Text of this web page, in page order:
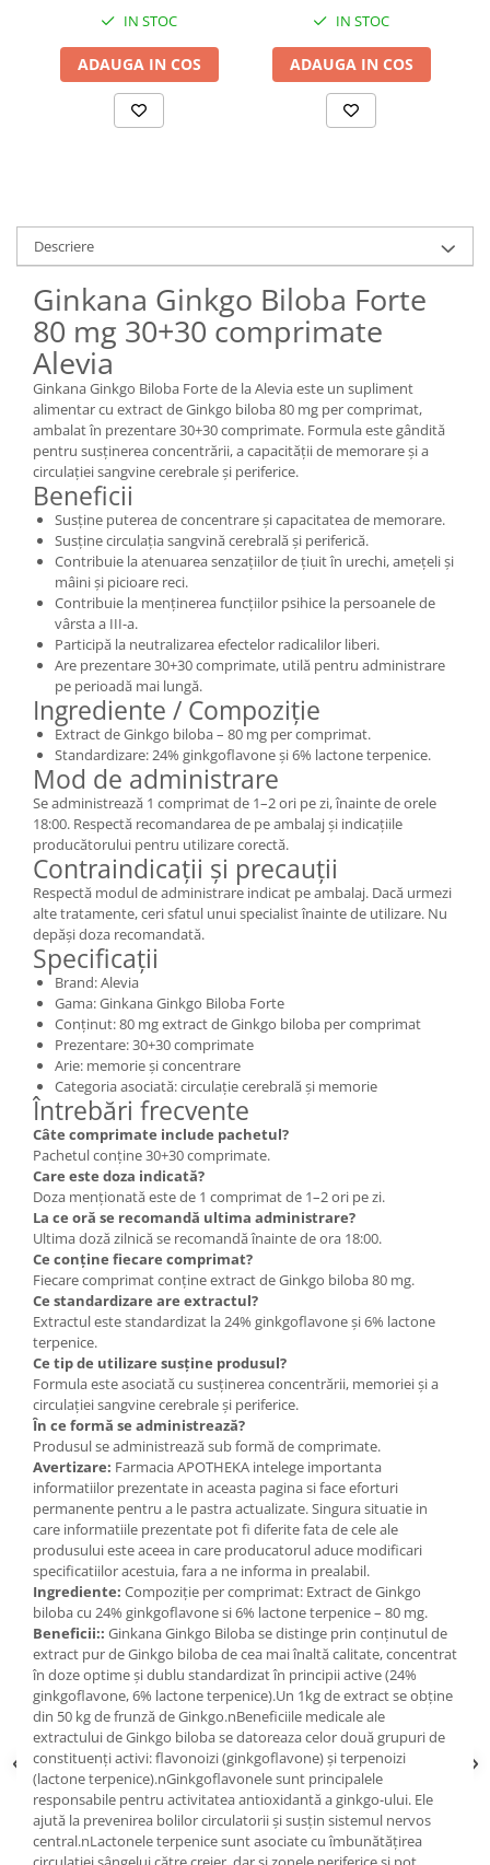
IN STOC
ADAUGA IN COS
IN STOC
ADAUGA IN COS
Descriere
Ginkana Ginkgo Biloba Forte
80 mg 30+30 comprimate
Alevia
Ginkana Ginkgo Biloba Forte de la Alevia este un supliment
alimentar cu extract de Ginkgo biloba 80 mg per comprimat,
ambalat în prezentare 30+30 comprimate. Formula este gândită
pentru susținerea concentrării, a capacității de memorare și a
circulației sangvine cerebrale și periferice.
Beneficii
Susține puterea de concentrare și capacitatea de memorare.
Susține circulația sangvină cerebrală și periferică.
Contribuie la atenuarea senzațiilor de țiuit în urechi, amețeli și
mâini și picioare reci.
Contribuie la menținerea funcțiilor psihice la persoanele de
vârsta a III-a.
Participă la neutralizarea efectelor radicalilor liberi.
Are prezentare 30+30 comprimate, utilă pentru administrare
pe perioadă mai lungă.
Ingrediente / Compoziție
Extract de Ginkgo biloba – 80 mg per comprimat.
Standardizare: 24% ginkgoflavone și 6% lactone terpenice.
Mod de administrare
Se administrează 1 comprimat de 1–2 ori pe zi, înainte de orele
18:00. Respectă recomandarea de pe ambalaj și indicațiile
producătorului pentru utilizare corectă.
Contraindicații și precauții
Respectă modul de administrare indicat pe ambalaj. Dacă urmezi
alte tratamente, ceri sfatul unui specialist înainte de utilizare. Nu
depăși doza recomandată.
Specificații
Brand: Alevia
Gama: Ginkana Ginkgo Biloba Forte
Conținut: 80 mg extract de Ginkgo biloba per comprimat
Prezentare: 30+30 comprimate
Arie: memorie și concentrare
Categoria asociată: circulație cerebrală și memorie
Întrebări frecvente
Câte comprimate include pachetul?
Pachetul conține 30+30 comprimate.
Care este doza indicată?
Doza menționată este de 1 comprimat de 1–2 ori pe zi.
La ce oră se recomandă ultima administrare?
Ultima doză zilnică se recomandă înainte de ora 18:00.
Ce conține fiecare comprimat?
Fiecare comprimat conține extract de Ginkgo biloba 80 mg.
Ce standardizare are extractul?
Extractul este standardizat la 24% ginkgoflavone și 6% lactone
terpenice.
Ce tip de utilizare susține produsul?
Formula este asociată cu susținerea concentrării, memoriei și a
circulației sangvine cerebrale și periferice.
În ce formă se administrează?
Produsul se administrează sub formă de comprimate.
Avertizare: Farmacia APOTHEKA intelege importanta
informatiilor prezentate in aceasta pagina si face eforturi
permanente pentru a le pastra actualizate. Singura situatie in
care informatiile prezentate pot fi diferite fata de cele ale
produsului este aceea in care producatorul aduce modificari
specificatiilor acestuia, fara a ne informa in prealabil.
Ingrediente: Compoziție per comprimat: Extract de Ginkgo
biloba cu 24% ginkgoflavone si 6% lactone terpenice – 80 mg.
Beneficii:: Ginkana Ginkgo Biloba se distinge prin conținutul de
extract pur de Ginkgo biloba de cea mai înaltă calitate, concentrat
în doze optime și dublu standardizat în principii active (24%
ginkgoflavone, 6% lactone terpenice).Un 1kg de extract se obține
din 50 kg de frunză de Ginkgo.nBeneficiile medicale ale
extractului de Ginkgo biloba se datoreaza celor două grupuri de
constituenți activi: flavonoizi (ginkgoflavone) și terpenoizi
(lactone terpenice).nGinkgoflavonele sunt principalele
responsabile pentru activitatea antioxidantă a ginkgo-ului. Ele
ajută la prevenirea bolilor circulatorii și susțin sistemul nervos
central.nLactonele terpenice sunt asociate cu îmbunătățirea